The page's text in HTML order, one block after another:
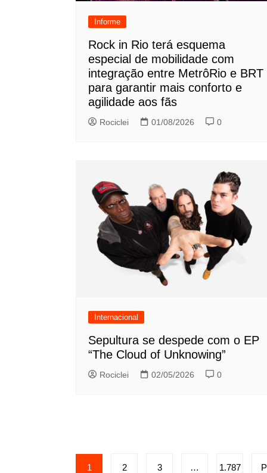
Informe
Rock in Rio terá esquema
especial de mobilidade com
integração entre MetrôRio e BRT
para garantir mais conforto e
agilidade aos fãs
Rociclei 01/08/2026 0
Internacional
Sepultura se despede com o EP
“The Cloud of Unknowing”
Rociclei 02/05/2026 0
Paginação
1 2 3 … 1.787